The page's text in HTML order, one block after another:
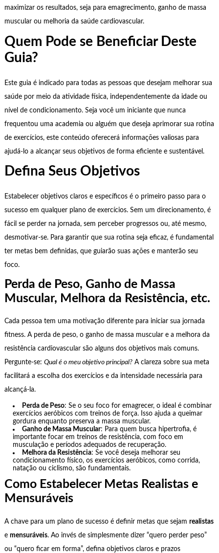
maximizar os resultados, seja para emagrecimento, ganho de massa
muscular ou melhoria da saúde cardiovascular.
Quem Pode se Beneficiar Deste
Guia?
Este guia é indicado para todas as pessoas que desejam melhorar sua
saúde por meio da atividade física, independentemente da idade ou
nível de condicionamento. Seja você um iniciante que nunca
frequentou uma academia ou alguém que deseja aprimorar sua rotina
de exercícios, este conteúdo oferecerá informações valiosas para
ajudá-lo a alcançar seus objetivos de forma eficiente e sustentável.
Defina Seus Objetivos
Estabelecer objetivos claros e específicos é o primeiro passo para o
sucesso em qualquer plano de exercícios. Sem um direcionamento, é
fácil se perder na jornada, sem perceber progressos ou, até mesmo,
desmotivar-se. Para garantir que sua rotina seja eficaz, é fundamental
ter metas bem definidas, que guiarão suas ações e manterão seu
foco.
Perda de Peso, Ganho de Massa
Muscular, Melhora da Resistência, etc.
Cada pessoa tem uma motivação diferente para iniciar sua jornada
fitness. A perda de peso, o ganho de massa muscular e a melhora da
resistência cardiovascular são alguns dos objetivos mais comuns.
Pergunte-se: Qual é o meu objetivo principal?A clareza sobre sua meta
facilitará a escolha dos exercícios e da intensidade necessária para
alcançá-la.
Perda de Peso: Se o seu foco for emagrecer, o ideal é combinar
exercícios aeróbicos com treinos de força. Isso ajuda a queimar
gordura enquanto preserva a massa muscular.
Ganho de Massa Muscular: Para quem busca hipertrofia, é
importante focar em treinos de resistência, com foco em
musculação e períodos adequados de recuperação.
Melhora da Resistência: Se você deseja melhorar seu
condicionamento físico, os exercícios aeróbicos, como corrida,
natação ou ciclismo, são fundamentais.
Como Estabelecer Metas Realistas e
Mensuráveis
A chave para um plano de sucesso é definir metas que sejam realistas
e mensuráveis. Ao invés de simplesmente dizer “quero perder peso”
ou “quero ficar em forma”, defina objetivos claros e prazos